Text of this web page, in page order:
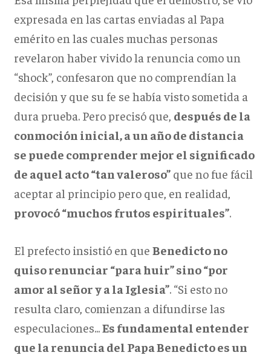
expresada en las cartas enviadas al Papa
emérito en las cuales muchas personas
revelaron haber vivido la renuncia como un
“shock”, confesaron que no comprendían la
decisión y que su fe se había visto sometida a
dura prueba. Pero precisó que, después de la
conmoción inicial, a un año de distancia
se puede comprender mejor el significado
de aquel acto “tan valeroso”que no fue fácil
aceptar al principio pero que, en realidad,
provocó “muchos frutos espirituales”.
El prefecto insistió en que Benedicto no
quiso renunciar “para huir” sino “por
amor al señor y a la Iglesia”. “Si esto no
resulta claro, comienzan a difundirse las
especulaciones...Es fundamental entender
que la renuncia del Papa Benedicto es un